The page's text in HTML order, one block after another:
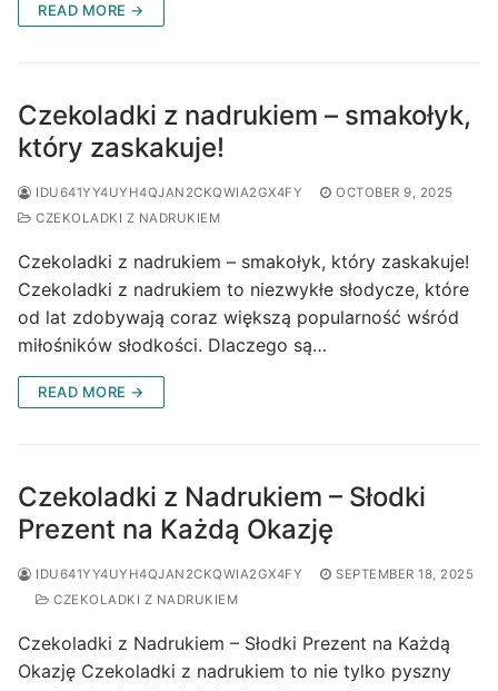
READ MORE →
Czekoladki z nadrukiem – smakołyk,
który zaskakuje!
IDU641YY4UYH4QJAN2CKQWIA2GX4FY
OCTOBER 9, 2025
CZEKOLADKI Z NADRUKIEM
Czekoladki z nadrukiem – smakołyk, który zaskakuje!
Czekoladki z nadrukiem to niezwykłe słodycze, które
od lat zdobywają coraz większą popularność wśród
miłośników słodkości. Dlaczego są…
READ MORE →
Czekoladki z Nadrukiem – Słodki
Prezent na Każdą Okazję
IDU641YY4UYH4QJAN2CKQWIA2GX4FY
SEPTEMBER 18, 2025
CZEKOLADKI Z NADRUKIEM
Czekoladki z Nadrukiem – Słodki Prezent na Każdą
Okazję Czekoladki z nadrukiem to nie tylko pyszny